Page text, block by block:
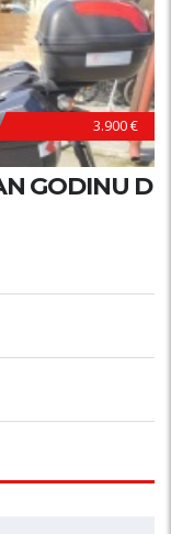
3.900 €
GODINU D